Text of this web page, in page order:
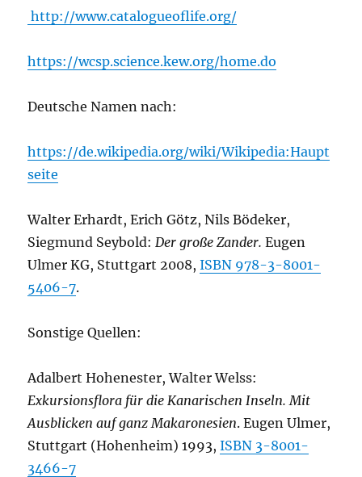
http://www.catalogueoflife.org/
https://wcsp.science.kew.org/home.do
Deutsche Namen nach:
https://de.wikipedia.org/wiki/Wikipedia:Haupt
seite
Walter Erhardt, Erich Götz, Nils Bödeker,
Siegmund Seybold:Der große Zander. Eugen
Ulmer KG, Stuttgart 2008,ISBN 978-3-8001-
5406-7.
Sonstige Quellen:
Adalbert Hohenester, Walter Welss:
Exkursionsflora für die Kanarischen Inseln. Mit
Ausblicken auf ganz Makaronesien. Eugen Ulmer,
Stuttgart (Hohenheim) 1993,ISBN 3-8001-
3466-7